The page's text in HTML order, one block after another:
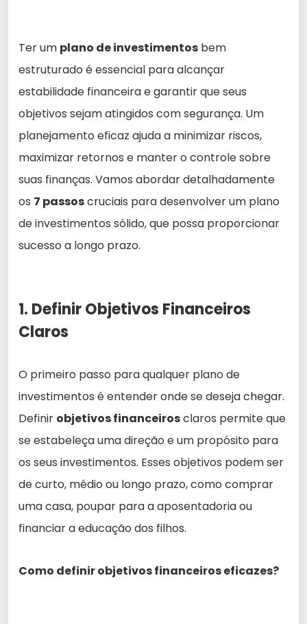
Ter um plano de investimentos bem
estruturado é essencial para alcançar
estabilidade financeira e garantir que seus
objetivos sejam atingidos com segurança. Um
planejamento eficaz ajuda a minimizar riscos,
maximizar retornos e manter o controle sobre
suas finanças. Vamos abordar detalhadamente
os 7 passoscruciais para desenvolver um plano
de investimentos sólido, que possa proporcionar
sucesso a longo prazo.
1. Definir Objetivos Financeiros
Claros
O primeiro passo para qualquer plano de
investimentos é entender onde se deseja chegar.
Definir objetivos financeirosclaros permite que
se estabeleça uma direção e um propósito para
os seus investimentos. Esses objetivos podem ser
de curto, médio ou longo prazo, como comprar
uma casa, poupar para a aposentadoria ou
financiar a educação dos filhos.
Como definir objetivos financeiros eficazes?